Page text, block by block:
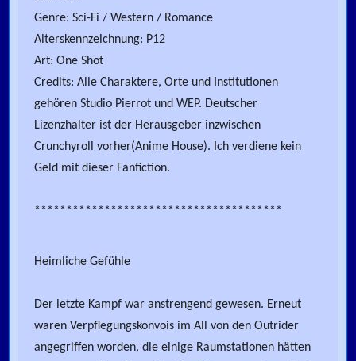
Genre: Sci-Fi / Western / Romance
Alterskennzeichnung: P12
Art: One Shot
Credits: Alle Charaktere, Orte und Institutionen
gehören Studio Pierrot und WEP. Deutscher
Lizenzhalter ist der Herausgeber inzwischen
Crunchyroll vorher(Anime House). Ich verdiene kein
Geld mit dieser Fanfiction.
***************************************
Heimliche Gefühle
Der letzte Kampf war anstrengend gewesen. Erneut
waren Verpflegungskonvois im All von den Outrider
angegriffen worden, die einige Raumstationen hätten